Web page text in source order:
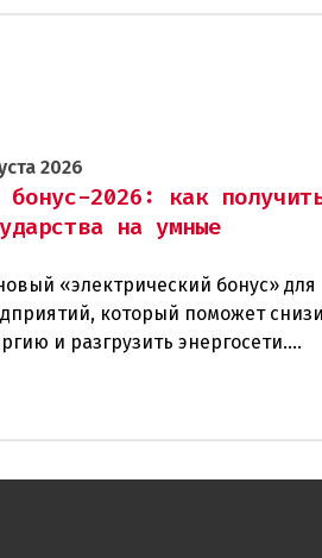
2026
бонус-2026: как
на умные
«электрический бонус» для
который поможет
и разгрузить энергосети.
до 600 евро на устано